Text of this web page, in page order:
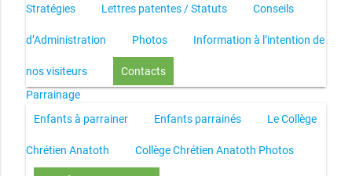
Stratégies Lettres patentes / Statuts Conseils
d’Administration Photos Information à l’intention de
nos visiteurs
Contacts
Parrainage
Enfants à parrainer
Enfants parrainés Le Collège
Chrétien Anatoth Collège Chrétien Anatoth Photos